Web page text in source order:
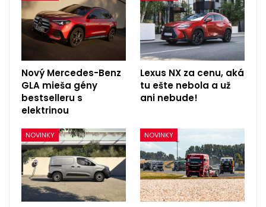
Nový Mercedes-Benz
GLA mieša gény
bestselleru s
elektrinou
Lexus NX za cenu, aká
tu ešte nebola a už
ani nebude!
NOVINKY NOVINKY